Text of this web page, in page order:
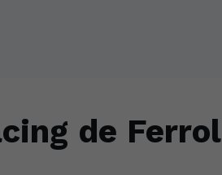
de Ferrol